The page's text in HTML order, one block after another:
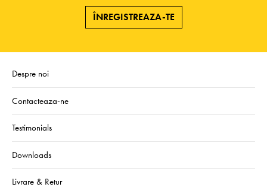
ÎNREGISTREAZA-TE
Despre noi
Contacteaza-ne
Testimonials
Downloads
Livrare & Retur